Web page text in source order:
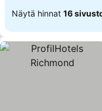
Näytä hinnat 16